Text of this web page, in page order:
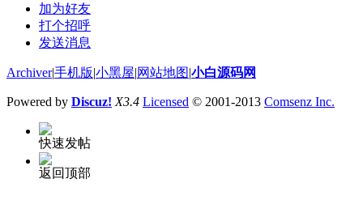
加为好友
打个招呼
发送消息
Archiver|手机版|小黑屋|网站地图|小白源码网
Powered by Discuz! X3.4 Licensed © 2001-2013 Comsenz Inc.
快速发帖
返回顶部